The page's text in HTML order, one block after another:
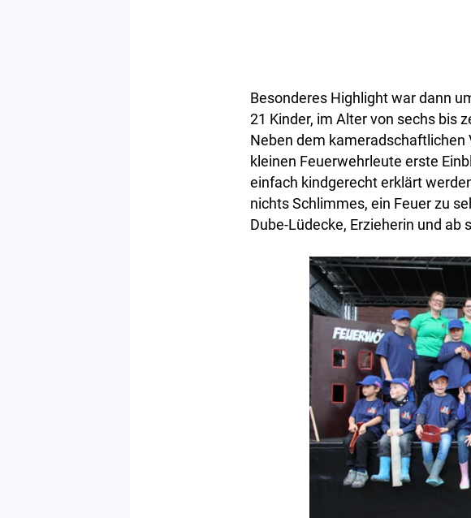
Besonderes Highlight war dann
21 Kinder, im Alter von sechs bis
Neben dem kameradschaftlichen
kleinen Feuerwehrleute erste
einfach kindgerecht erklärt
nichts Schlimmes, ein Feuer zu
Dube-Lüdecke, Erzieherin und